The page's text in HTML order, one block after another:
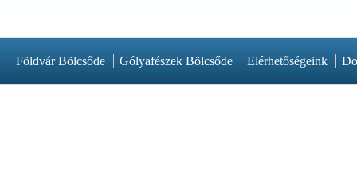
Földvár Bölcsőde Gólyafészek Bölcsőde Elérhetőségeink